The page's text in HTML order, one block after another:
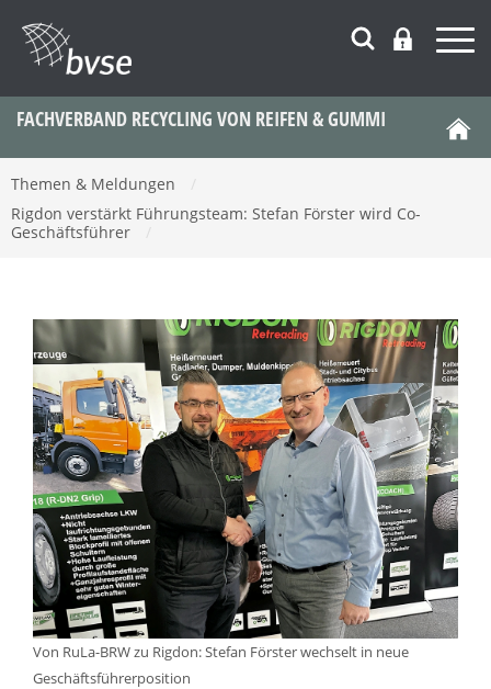
FACHVERBAND RECYCLING VON REIFEN & GUMMI
Themen & Meldungen
Rigdon verstärkt Führungsteam: Stefan Förster wird Co-
Geschäftsführer
Von RuLa-BRW zu Rigdon: Stefan Förster wechselt in neue
Geschäftsführerposition